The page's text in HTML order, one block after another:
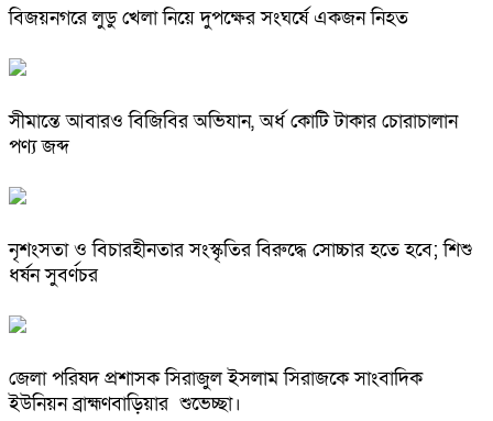
বিজয়নগরে লুডু খেলা নিয়ে দুপক্ষের সংঘর্ষে একজন নিহত
সীমান্তে আবারও বিজিবির অভিযান, অর্ধ কোটি টাকার চোরাচালান
পণ্য জব্দ
নৃশংসতা ও বিচারহীনতার সংস্কৃতির বিরুদ্ধে সোচ্চার হতে হবে; শিশু
ধর্ষন সুবর্ণচর
জেলা পরিষদ প্রশাসক সিরাজুল ইসলাম সিরাজকে সাংবাদিক
ইউনিয়ন ব্রাহ্মণবাড়িয়ার শুভেচ্ছা।